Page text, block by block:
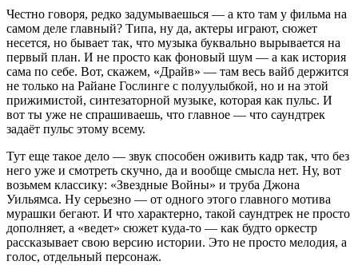
Честно говоря, редко задумываешься — а кто там у фильма на
самом деле главный? Типа, ну да, актеры играют, сюжет
несется, но бывает так, что музыка буквально вырывается на
первый план. И не просто как фоновый шум — а как история
сама по себе. Вот, скажем, «Драйв» — там весь вайб держится
не только на Райане Гослинге с полуулыбкой, но и на этой
прижимистой, синтезаторной музыке, которая как пульс. И
вот ты уже не спрашиваешь, что главное — что саундтрек
задаёт пульс этому всему.
Тут еще такое дело — звук способен оживить кадр так, что без
него уже и смотреть скучно, да и вообще смысла нет. Ну, вот
возьмем классику: «Звездные Войны» и труба Джона
Уильямса. Ну серьезно — от одного этого главного мотива
мурашки бегают. И что характерно, такой саундтрек не просто
дополняет, а «ведет» сюжет куда-то — как будто оркестр
рассказывает свою версию истории. Это не просто мелодия, а
голос, отдельный персонаж.